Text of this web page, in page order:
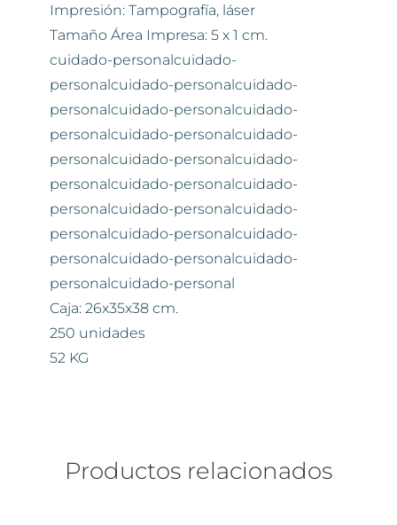
Impresión: Tampografía, láser
Tamaño Área Impresa: 5 x 1 cm.
cuidado-personalcuidado-
personalcuidado-personalcuidado-
personalcuidado-personalcuidado-
personalcuidado-personalcuidado-
personalcuidado-personalcuidado-
personalcuidado-personalcuidado-
personalcuidado-personalcuidado-
personalcuidado-personalcuidado-
personalcuidado-personalcuidado-
personalcuidado-personal
Caja: 26x35x38 cm.
250 unidades
52 KG
Productos relacionados